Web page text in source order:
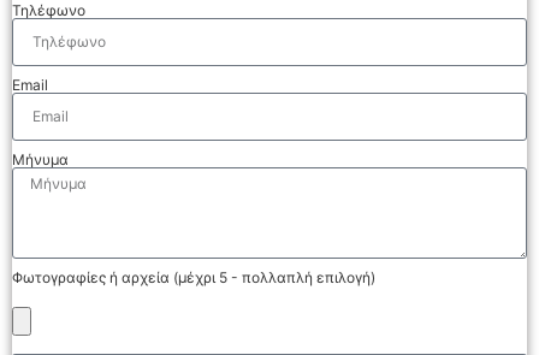
Τηλέφωνο
Email
Μήνυμα
Φωτογραφίες ή αρχεία (μέχρι 5 - πολλαπλή επιλογή)